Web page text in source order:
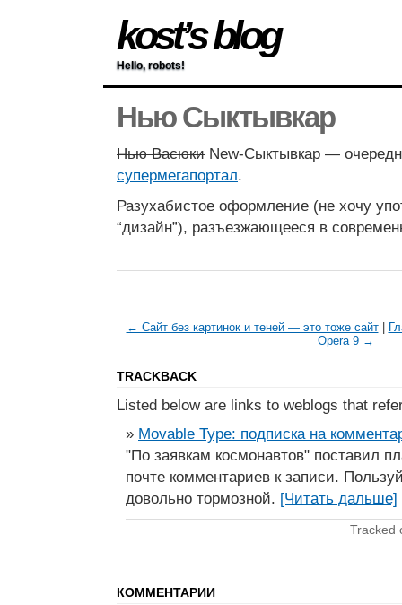
kost’s blog
Hello, robots!
Нью Сыктывкар
Нью Васюки New-Сыктывкар —
супермегапортал.
Разухабистое оформление (не хочу
“дизайн”), разъезжающееся в
← Сайт без картинок и теней — это тоже сайт|
Opera 9 →
TRACKBACK
Listed below are links to weblogs that
» Movable Type: подписка на
"По заявкам космонавтов" поставил
почте комментариев к записи.
довольно тормозной. [Читать дальше]
Tracked
КОММЕНТАРИИ